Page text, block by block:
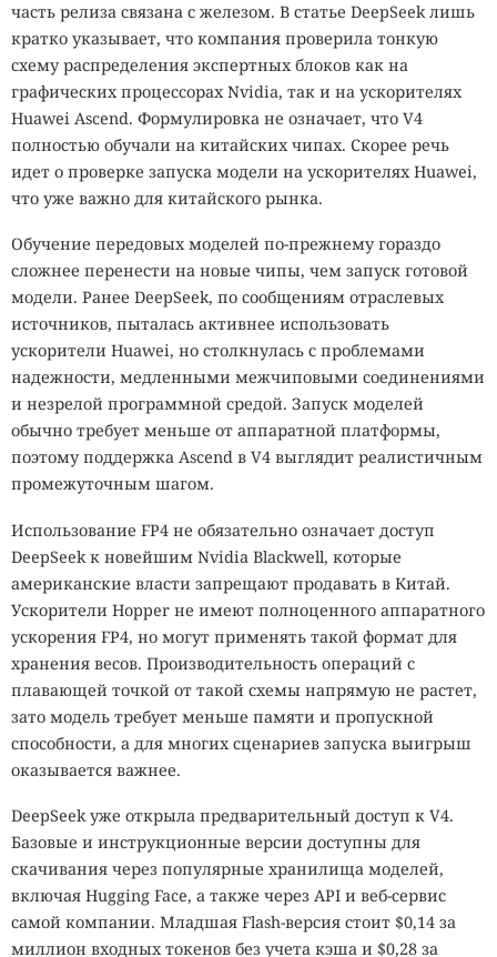
часть релиза связана с железом. В статье DeepSeek лишь
кратко указывает, что компания проверила тонкую
схему распределения экспертных блоков как на
графических процессорах Nvidia, так и на ускорителях
Huawei Ascend. Формулировка не означает, что V4
полностью обучали на китайских чипах. Скорее речь
идет о проверке запуска модели на ускорителях Huawei,
что уже важно для китайского рынка.
Обучение передовых моделей по-прежнему гораздо
сложнее перенести на новые чипы, чем запуск готовой
модели. Ранее DeepSeek, по сообщениям отраслевых
источников, пыталась активнее использовать
ускорители Huawei, но столкнулась с проблемами
надежности, медленными межчиповыми соединениями
и незрелой программной средой. Запуск моделей
обычно требует меньше от аппаратной платформы,
поэтому поддержка Ascend в V4 выглядит реалистичным
промежуточным шагом.
Использование FP4 не обязательно означает доступ
DeepSeek к новейшим Nvidia Blackwell, которые
американские власти запрещают продавать в Китай.
Ускорители Hopper не имеют полноценного аппаратного
ускорения FP4, но могут применять такой формат для
хранения весов. Производительность операций с
плавающей точкой от такой схемы напрямую не растет,
зато модель требует меньше памяти и пропускной
способности, а для многих сценариев запуска выигрыш
оказывается важнее.
DeepSeek уже открыла предварительный доступ к V4.
Базовые и инструкционные версии доступны для
скачивания через популярные хранилища моделей,
включая Hugging Face, а также через API и веб-сервис
самой компании. Младшая Flash-версия стоит $0,14 за
миллион входных токенов без учета кэша и $0,28 за